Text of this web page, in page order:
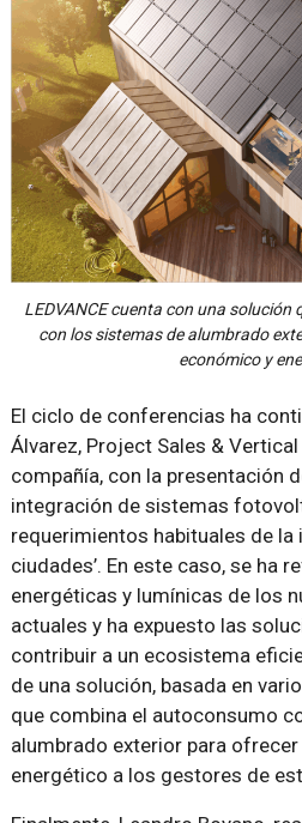
LEDVANCE cuenta con una
con los sistemas de alumbrado
económico y
El ciclo de conferencias ha
Álvarez, Project Sales &
compañía, con la presentación
integración de sistemas
requerimientos habituales de la
ciudades’. En este caso, se ha
energéticas y lumínicas de los
actuales y ha expuesto las
contribuir a un ecosistema
de una solución, basada en
que combina el autoconsumo
alumbrado exterior para
energético a los gestores de